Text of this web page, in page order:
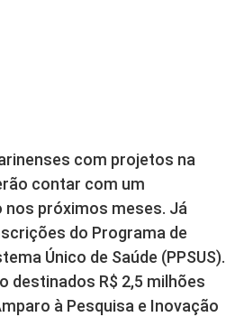
com projetos na
contar com um
próximos meses. Já
do Programa de
Único de Saúde (PPSUS).
destinados R$ 2,5 milhões
à Pesquisa e Inovação